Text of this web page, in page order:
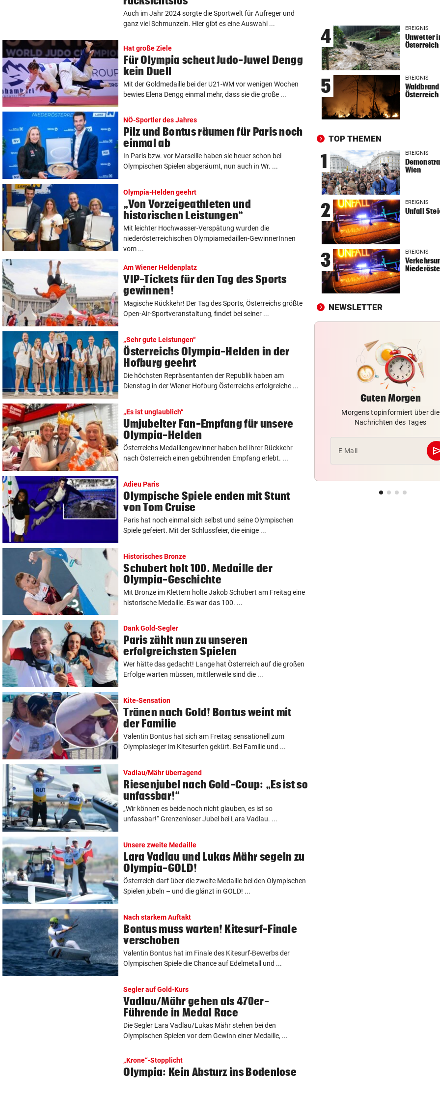
Auch im Jahr 2024 sorgte die Sportwelt für Aufreger und
ganz viel Schmunzeln. Hier gibt es eine Auswahl ...
Hat große Ziele
Für Olympia scheut Judo-Juwel Dengg
kein Duell
Mit der Goldmedaille bei der U21-WM vor wenigen Wochen
bewies Elena Dengg einmal mehr, dass sie die große ...
NÖ-Sportler des Jahres
Pilz und Bontus räumen für Paris noch
einmal ab
In Paris bzw. vor Marseille haben sie heuer schon bei
Olympischen Spielen abgeräumt, nun auch in Wr. ...
Olympia-Helden geehrt
„Von Vorzeigeathleten und
historischen Leistungen“
Mit leichter Hochwasser-Verspätung wurden die
niederösterreichischen Olympiamedaillen-GewinnerInnen
vom ...
Am Wiener Heldenplatz
VIP-Tickets für den Tag des Sports
gewinnen!
Magische Rückkehr! Der Tag des Sports, Österreichs größte
Open-Air-Sportveranstaltung, findet bei seiner ...
„Sehr gute Leistungen“
Österreichs Olympia-Helden in der
Hofburg geehrt
Die höchsten Repräsentanten der Republik haben am
Dienstag in der Wiener Hofburg Österreichs erfolgreiche ...
„Es ist unglaublich“
Umjubelter Fan-Empfang für unsere
Olympia-Helden
Österreichs Medaillengewinner haben bei ihrer Rückkehr
nach Österreich einen gebührenden Empfang erlebt. ...
Adieu Paris
Olympische Spiele enden mit Stunt
von Tom Cruise
Paris hat noch einmal sich selbst und seine Olympischen
Spiele gefeiert. Mit der Schlussfeier, die einige ...
Historisches Bronze
Schubert holt 100. Medaille der
Olympia-Geschichte
Mit Bronze im Klettern holte Jakob Schubert am Freitag eine
historische Medaille. Es war das 100. ...
Dank Gold-Segler
Paris zählt nun zu unseren
erfolgreichsten Spielen
Wer hätte das gedacht! Lange hat Österreich auf die großen
Erfolge warten müssen, mittlerweile sind die ...
Kite-Sensation
Tränen nach Gold! Bontus weint mit
der Familie
Valentin Bontus hat sich am Freitag sensationell zum
Olympiasieger im Kitesurfen gekürt. Bei Familie und ...
Vadlau/Mähr überragend
Riesenjubel nach Gold-Coup: „Es ist so
unfassbar!“
„Wir können es beide noch nicht glauben, es ist so
unfassbar!“ Grenzenloser Jubel bei Lara Vadlau. ...
Unsere zweite Medaille
Lara Vadlau und Lukas Mähr segeln zu
Olympia-GOLD!
Österreich darf über die zweite Medaille bei den Olympischen
Spielen jubeln – und die glänzt in GOLD! ...
Nach starkem Auftakt
Bontus muss warten! Kitesurf-Finale
verschoben
Valentin Bontus hat im Finale des Kitesurf-Bewerbs der
Olympischen Spiele die Chance auf Edelmetall und ...
Segler auf Gold-Kurs
Vadlau/Mähr gehen als 470er-
Führende in Medal Race
Die Segler Lara Vadlau/Lukas Mähr stehen bei den
Olympischen Spielen vor dem Gewinn einer Medaille, ...
„Krone“-Stopplicht
Olympia: Kein Absturz ins Bodenlose
Nachrichten
REKORDSOMMER IN Ö vor
Hitze, Brände, Unwetter:
Einsatzkräfte gefordert!
BRISANTE ERMITTLUNGEN vor
Tragödie! Brasilien-Talent
84-Jährigen tot
LÄNDLE-HEIMKEHRER
Böckle geht gern baden,
allerdings nur im See
34 IN WIEN HEUER
Immer mehr Tropennächte in
Landeshauptstädten
WARUM WAR MANN DABEI?
BH-Causa bei Frauen-Tour:
an Kontrollen
DANIEL TSCHOFENIG
Früher Sommer-Start:
AUF DER BRENNERSTRECKE vor
Autobahn geschleudert
4 EREIGNIS
Unwetter
Österreich
5 EREIGNIS
Österreich
TOP THEMEN
1 EREIGNIS
Wien
2 EREIGNIS
Unfall
3 EREIGNIS
NEWSLETTER
Guten Morgen
Morgens topinformiert über die
Nachrichten des Tages
E-Mail